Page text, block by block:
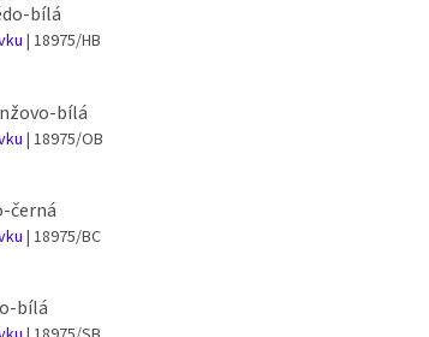
bílá
| 18975/HB
bílá
| 18975/OB
černá
| 18975/BC
bílá